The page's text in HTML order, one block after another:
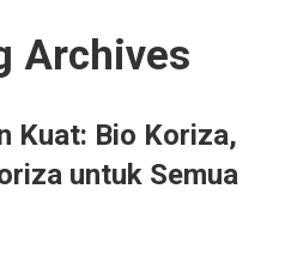
Archives
Kuat: Bio Koriza,
untuk Semua